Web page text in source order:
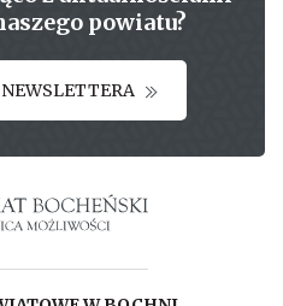
powiatu?
w Bochni